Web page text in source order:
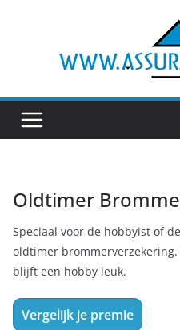
Oldtimer
Speciaal voor de hobbyist of
oldtimer
blijft een hobby leuk.
Vergelijk je premie